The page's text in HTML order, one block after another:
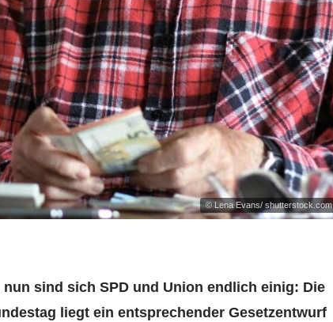
© Lena Evans/ shutterstock.com
sind sich SPD und Union endlich einig: Die
liegt ein entsprechender Gesetzentwurf